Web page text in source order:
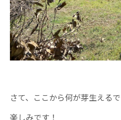
さて、ここから何が芽生える
楽しみです！